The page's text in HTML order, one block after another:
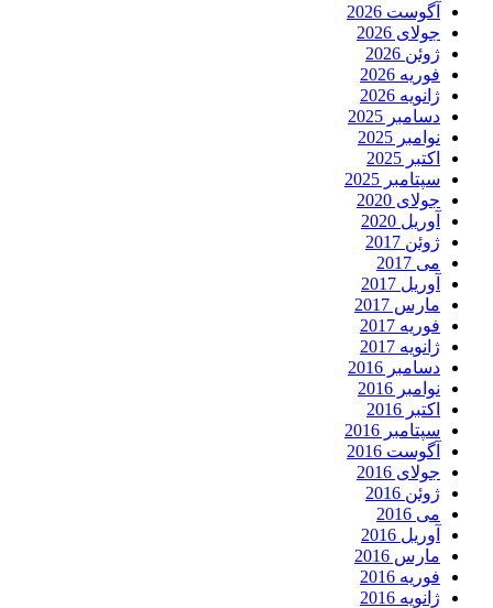
آگوست 2026
جولای 2026
ژوئن 2026
فوریه 2026
ژانویه 2026
دسامبر 2025
نوامبر 2025
اکتبر 2025
سپتامبر 2025
جولای 2020
آوریل 2020
ژوئن 2017
می 2017
آوریل 2017
مارس 2017
فوریه 2017
ژانویه 2017
دسامبر 2016
نوامبر 2016
اکتبر 2016
سپتامبر 2016
آگوست 2016
جولای 2016
ژوئن 2016
می 2016
آوریل 2016
مارس 2016
فوریه 2016
ژانویه 2016